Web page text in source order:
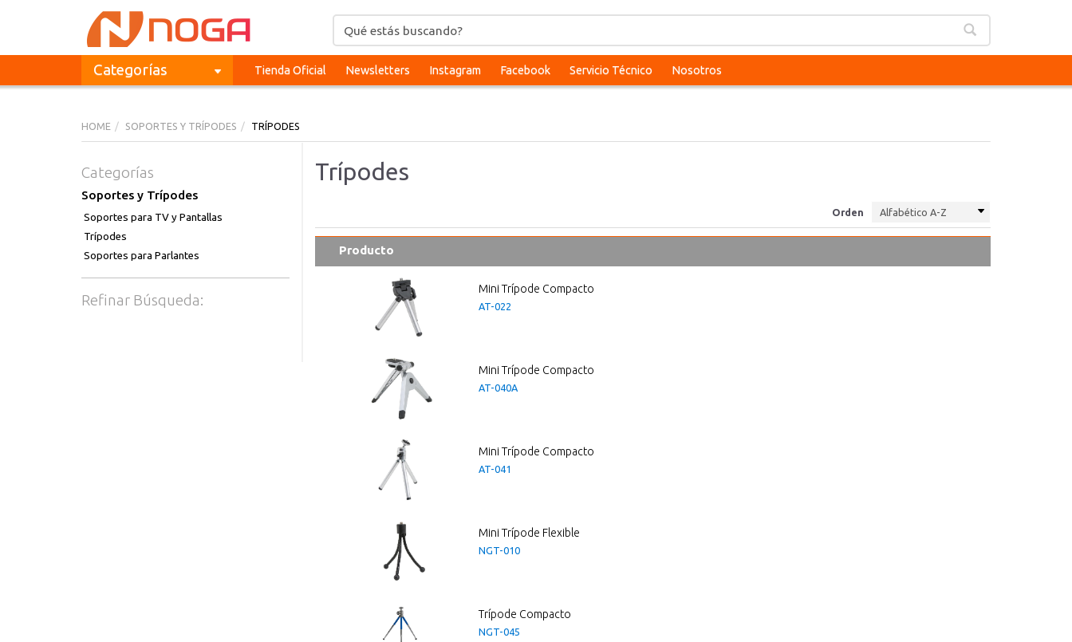
Categorías Tienda Oficial Newsletters Instagram Facebook Servicio Técnico Nosotros
HOME SOPORTES Y TRÍPODES TRÍPODES
Categorías
Soportes y Trípodes
Soportes para TV y Pantallas
Trípodes
Soportes para Parlantes
Refinar Búsqueda:
Trípodes
Orden
Producto
Mini Trípode Compacto
AT-022
Mini Trípode Compacto
AT-040A
Mini Trípode Compacto
AT-041
Mini Trípode Flexible
NGT-010
Trípode Compacto
NGT-045